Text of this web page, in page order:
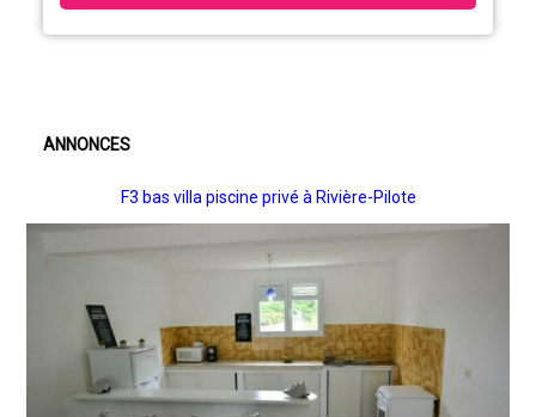
ANNONCES
F3 bas villa piscine privé à Rivière-Pilote